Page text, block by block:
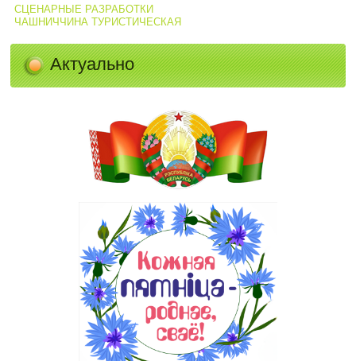
СЦЕНАРНЫЕ РАЗРАБОТКИ
ЧАШНИЧЧИНА ТУРИСТИЧЕСКАЯ
Актуально